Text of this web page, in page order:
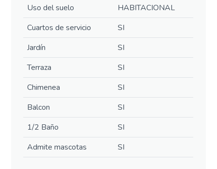
Uso del suelo
HABITACIONAL
Cuartos de servicio
SI
Jardín
SI
Terraza
SI
Chimenea
SI
Balcon
SI
1/2 Baño
SI
Admite mascotas
SI